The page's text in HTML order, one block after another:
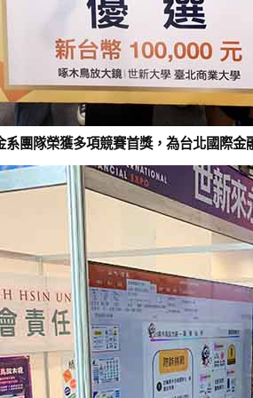
系團隊榮獲多項競賽首獎，為台北國際